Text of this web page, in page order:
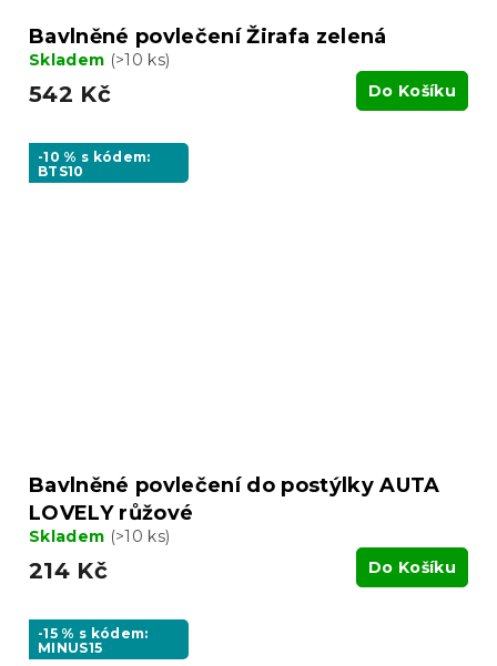
Bavlněné povlečení Žirafa zelená
Skladem (>10 ks)
542 Kč Do Košíku
-10 % s kódem:
BTS10
Bavlněné povlečení do postýlky AUTA
LOVELY růžové
Skladem (>10 ks)
214 Kč Do Košíku
-15 % s kódem:
MINUS15